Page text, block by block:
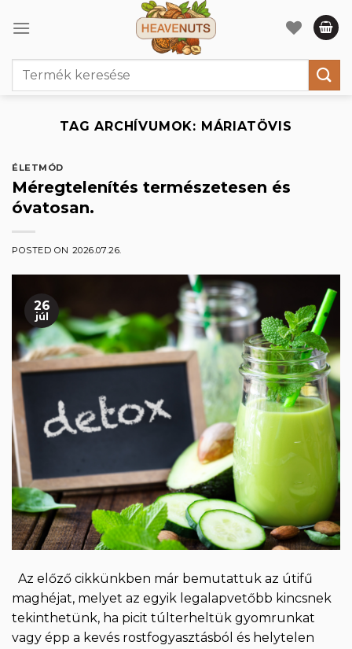
Keresés
TAG ARCHÍVUMOK: MÁRIATÖVIS
ÉLETMÓD
Méregtelenítés természetesen és
óvatosan.
POSTED ON 2026.07.26.
26
júl
Az előző cikkünkben már bemutattuk az útifű
maghéjat, melyet az egyik legalapvetőbb kincsnek
tekinthetünk, ha picit túlterheltük gyomrunkat
vagy épp a kevés rostfogyasztásból és helytelen